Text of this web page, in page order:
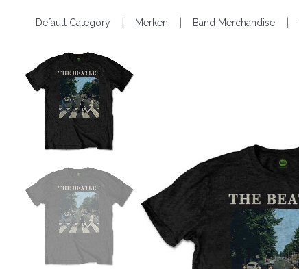
Default Category Merken Band Merchandise